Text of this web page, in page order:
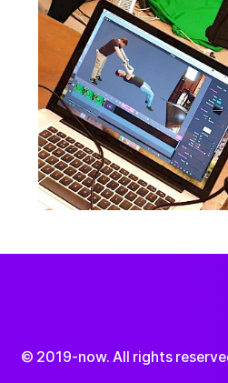
© 2019-now. All rights